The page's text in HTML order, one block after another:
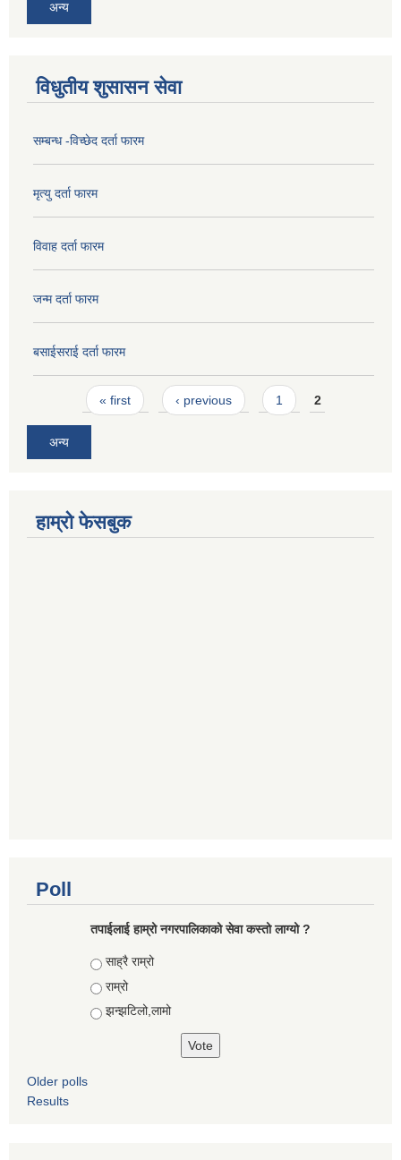
अन्य
विधुतीय शुसासन सेवा
सम्बन्ध -विच्छेद दर्ता फारम
मृत्यु दर्ता फारम
विवाह दर्ता फारम
जन्म दर्ता फारम
बसाईसराई दर्ता फारम
Pages« first ‹ previous 1 2
अन्य
हाम्रो फेसबुक
Poll
तपाईलाई हाम्रो नगरपालिकाको सेवा कस्तो लाग्यो ?
Choices
साह्रै राम्रो
राम्रो
झन्झटिलो,लामो
Older polls
Results